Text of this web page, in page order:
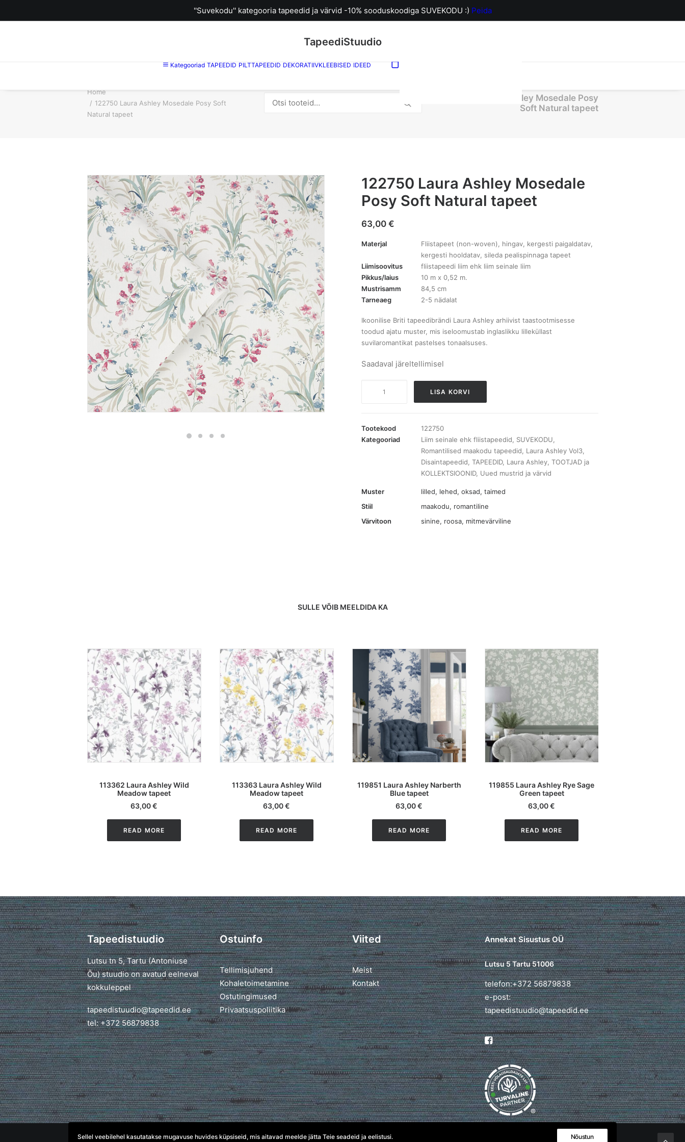
''Suvekodu'' kategooria tapeedid ja värvid -10% sooduskoodiga SUVEKODU :) Peida
TapeediStuudio
Kategooriad TAPEEDID PILTTAPEEDID DEKORATIIVKLEEBISED IDEED
Home
122750 Laura Ashley Mosedale Posy Soft
Natural tapeet
122750 Laura Ashley Mosedale Posy
Soft Natural tapeet
122750 Laura Ashley Mosedale
Posy Soft Natural tapeet
63,00 €
Materjal
Fliistapeet (non-woven), hingav, kergesti paigaldatav,
kergesti hooldatav, sileda pealispinnaga tapeet
Liimisoovitus
fliistapeedi liim ehk liim seinale liim
Pikkus/laius
10 m x 0,52 m.
Mustrisamm
84,5 cm
Tarneaeg
2-5 nädalat
Ikoonilise Briti tapeedibrändi Laura Ashley arhiivist taastootmisesse
toodud ajatu muster, mis iseloomustab inglaslikku lilleküllast
suvilaromantikat pastelses tonaalsuses.
Saadaval järeltellimisel
Mosedale
Posy
kogus
LISA KORVI
Tootekood
122750
Kategooriad
Liim seinale ehk fliistapeedid SUVEKODU
Romantilised maakodu tapeedid
Laura Ashley Vol3,
Disaintapeedid TAPEEDID, Laura Ashley, TOOTJAD ja
KOLLEKTSIOONID, Uued mustrid ja värvid
Muster lilled, lehed, oksad, taimed
Stiil
maakodu, romantiline
Värvitoon
sinine, roosa, mitmevärviline
SULLE VÕIB MEELDIDA KA
113362 Laura Ashley Wild
Meadow tapeet
63,00€
READ MORE
113363 Laura Ashley Wild
Meadow tapeet
63,00€
READ MORE
119851 Laura Ashley Narberth
Blue tapeet
63,00€
READ MORE
119855 Laura Ashley Rye Sage
Green tapeet
63,00€
READ MORE
Tapeedistuudio
Lutsu tn 5, Tartu (Antoniuse
Õu) stuudio on avatud eelneval
kokkuleppel
tapeedistuudio@tapeedid.ee
tel: +372 56879838
Ostuinfo
Tellimisjuhend
Kohaletoimetamine
Ostutingimused
Privaatsuspoliitika
Viited
Meist
Kontakt
Annekat Sisustus OÜ
Lutsu 5 Tartu 51006
telefon:+372 56879838
e-post:
tapeedistuudio@tapeedid.ee
®
Sellel veebilehel kasutatakse mugavuse huvides küpsiseid, mis aitavad meelde jätta Teie seadeid ja eelistusi. Nõustun